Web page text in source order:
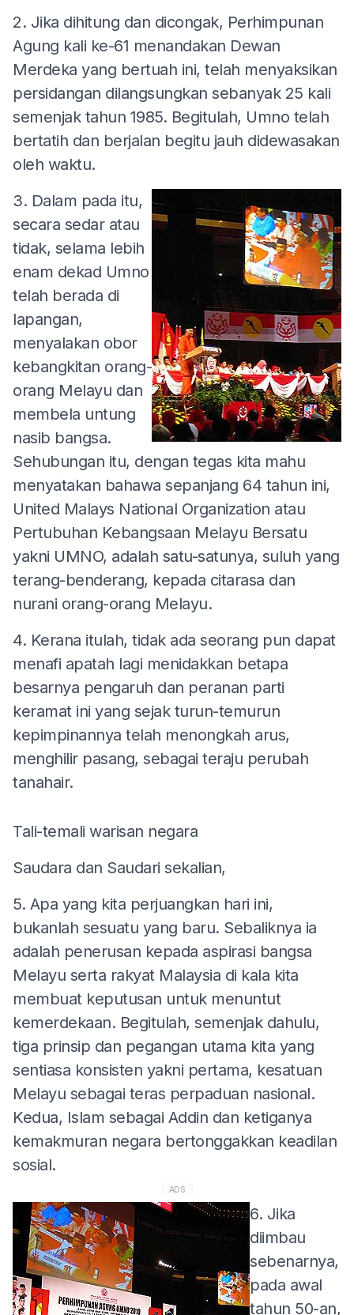
2. Jika dihitung dan dicongak, Perhimpunan
Agung kali ke-61 menandakan Dewan
Merdeka yang bertuah ini, telah menyaksikan
persidangan dilangsungkan sebanyak 25 kali
semenjak tahun 1985. Begitulah, Umno telah
bertatih dan berjalan begitu jauh didewasakan
oleh waktu.
3. Dalam pada itu,
secara sedar atau
tidak, selama lebih
enam dekad Umno
telah berada di
lapangan,
menyalakan obor
kebangkitan orang-
orang Melayu dan
membela untung
nasib bangsa.
Sehubungan itu, dengan tegas kita mahu
menyatakan bahawa sepanjang 64 tahun ini,
United Malays National Organization atau
Pertubuhan Kebangsaan Melayu Bersatu
yakni UMNO, adalah satu-satunya, suluh yang
terang-benderang, kepada citarasa dan
nurani orang-orang Melayu.
4. Kerana itulah, tidak ada seorang pun dapat
menafi apatah lagi menidakkan betapa
besarnya pengaruh dan peranan parti
keramat ini yang sejak turun-temurun
kepimpinannya telah menongkah arus,
menghilir pasang, sebagai teraju perubah
tanahair.
Tali-temali warisan negara
Saudara dan Saudari sekalian,
5. Apa yang kita perjuangkan hari ini,
bukanlah sesuatu yang baru. Sebaliknya ia
adalah penerusan kepada aspirasi bangsa
Melayu serta rakyat Malaysia di kala kita
membuat keputusan untuk menuntut
kemerdekaan. Begitulah, semenjak dahulu,
tiga prinsip dan pegangan utama kita yang
sentiasa konsisten yakni pertama, kesatuan
Melayu sebagai teras perpaduan nasional.
Kedua, Islam sebagai Addin dan ketiganya
kemakmuran negara bertonggakkan keadilan
sosial.
ADS
6. Jika
diimbau
sebenarnya,
pada awal
tahun 50-an,